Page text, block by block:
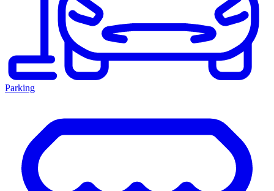
Parking